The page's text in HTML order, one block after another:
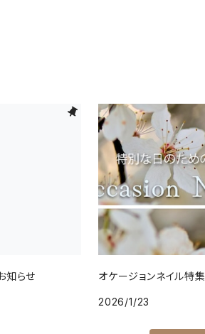
知らせ オケージョンネイル特集
2026/1/23